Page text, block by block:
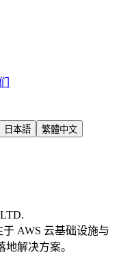
日本語 繁體中文
于 AWS 云基础设施与
地解决方案。